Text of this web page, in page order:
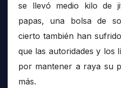
se llevó medio kilo de
papas, una bolsa de
cierto también han
que las autoridades y los
por mantener a raya su
más.